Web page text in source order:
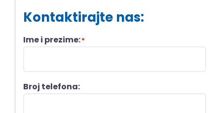
Kontaktirajte nas:
Ime i prezime:*
Broj telefona: